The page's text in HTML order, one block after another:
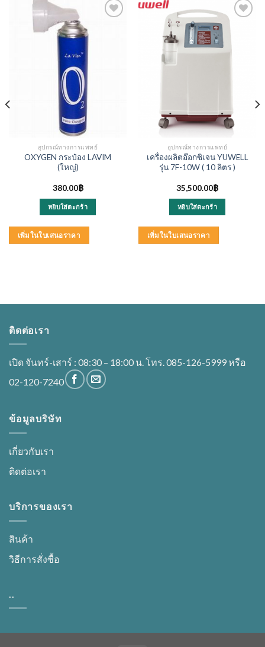
อุปกรณ์ทางการแพทย์
OXYGEN กระป๋อง LAVIM
(ใหญ่)
380.00฿
หยิบใส่ตะกร้า
เพิ่มในใบเสนอราคา
อุปกรณ์ทางการแพทย์
เครื่องผลิตอ๊อกซิเจน YUWELL
รุ่น 7F-10W ( 10 ลิตร )
35,500.00฿
หยิบใส่ตะกร้า
เพิ่มในใบเสนอราคา
ติดต่อเรา
เปิด จันทร์-เสาร์ : 08:30 – 18:00 น. โทร. 085-126-5999 หรือ
02-120-7240
ข้อมูลบริษัท
เกี่ยวกับเรา
ติดต่อเรา
บริการของเรา
สินค้า
วิธีการสั่งซื้อ